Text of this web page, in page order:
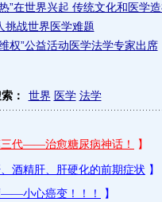
”在世界兴起 传统文化和医学
挑战世界医学难题
权”公益活动医学法学专家出席
： 世界 医学 法学